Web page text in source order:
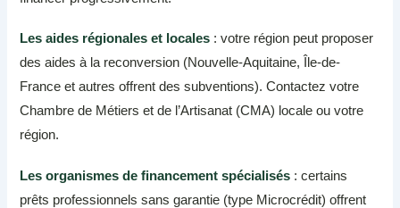
Les aides régionales et locales : votre région peut proposer
des aides à la reconversion (Nouvelle-Aquitaine, Île-de-
France et autres offrent des subventions). Contactez votre
Chambre de Métiers et de l’Artisanat (CMA) locale ou votre
région.
Les organismes de financement spécialisés : certains
prêts professionnels sans garantie (type Microcrédit) offrent